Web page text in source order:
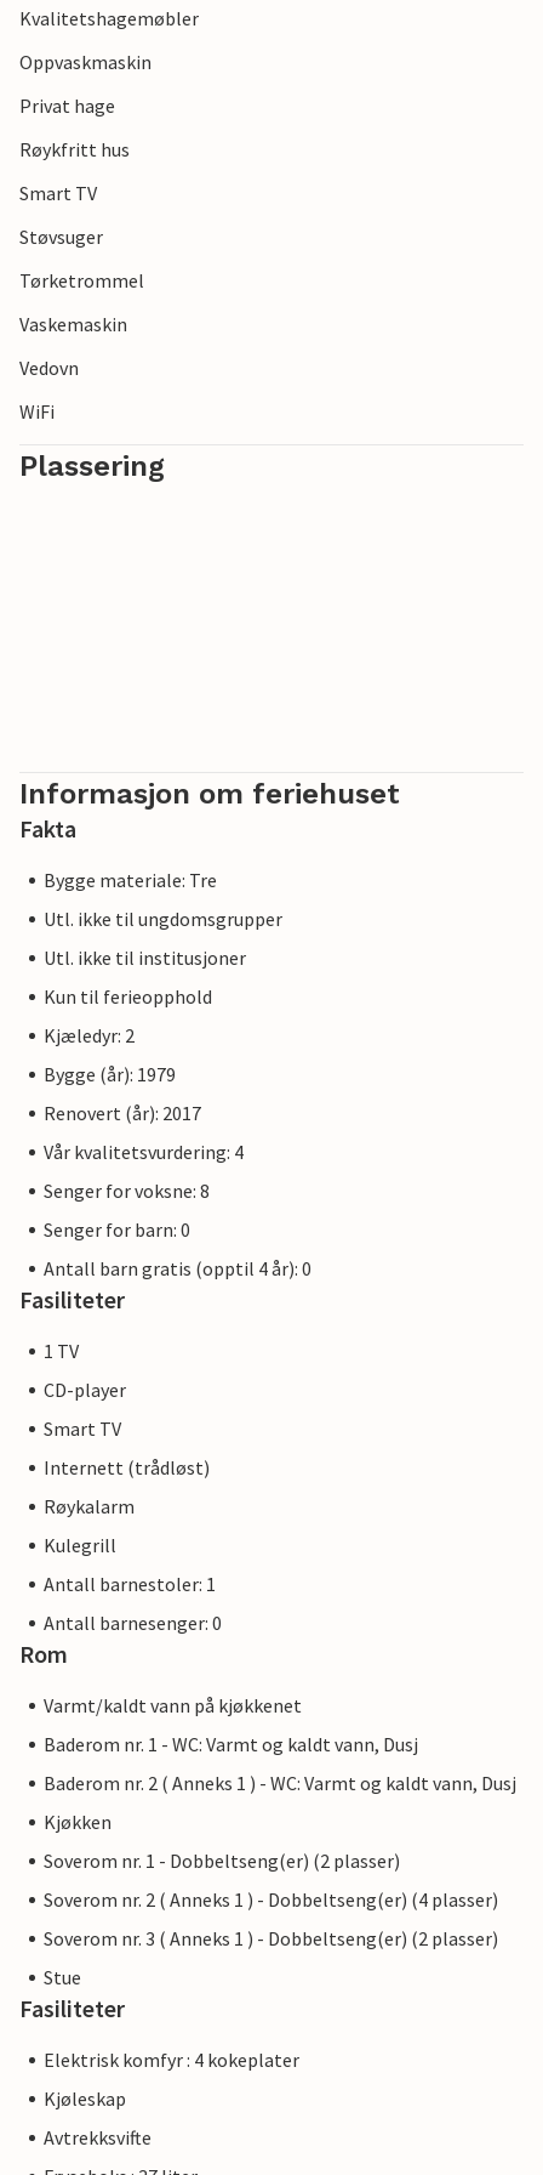
Kvalitetshagemøbler
Oppvaskmaskin
Privat hage
Røykfritt hus
Smart TV
Støvsuger
Tørketrommel
Vaskemaskin
Vedovn
WiFi
Plassering
Informasjon om feriehuset
Fakta
Bygge materiale: Tre
Utl. ikke til ungdomsgrupper
Utl. ikke til institusjoner
Kun til ferieopphold
Kjæledyr: 2
Bygge (år): 1979
Renovert (år): 2017
Vår kvalitetsvurdering: 4
Senger for voksne: 8
Senger for barn: 0
Antall barn gratis (opptil 4 år): 0
Fasiliteter
1 TV
CD-player
Smart TV
Internett (trådløst)
Røykalarm
Kulegrill
Antall barnestoler: 1
Antall barnesenger: 0
Rom
Varmt/kaldt vann på kjøkkenet
Baderom nr. 1 - WC: Varmt og kaldt vann, Dusj
Baderom nr. 2 ( Anneks 1 ) - WC: Varmt og kaldt vann, Dusj
Kjøkken
Soverom nr. 1 - Dobbeltseng(er) (2 plasser)
Soverom nr. 2 ( Anneks 1 ) - Dobbeltseng(er) (4 plasser)
Soverom nr. 3 ( Anneks 1 ) - Dobbeltseng(er) (2 plasser)
Stue
Fasiliteter
Elektrisk komfyr : 4 kokeplater
Kjøleskap
Avtrekksvifte